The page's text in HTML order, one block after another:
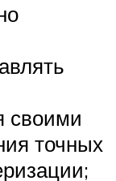
своими
точных